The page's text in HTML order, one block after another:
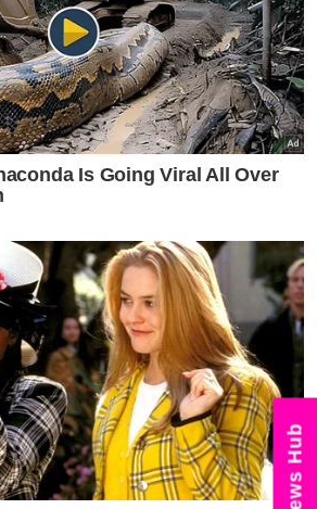
News Hub